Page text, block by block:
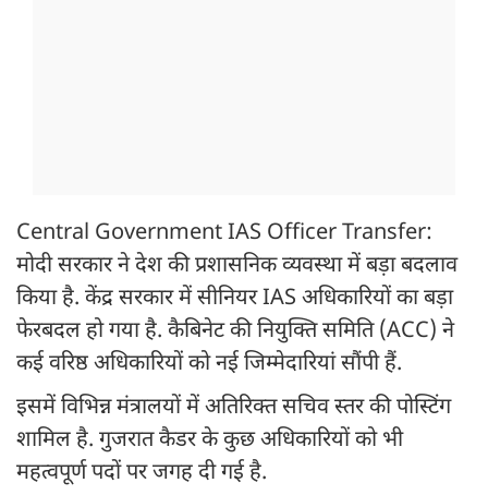
Central Government IAS Officer Transfer:
मोदी सरकार ने देश की प्रशासनिक व्यवस्था में बड़ा बदलाव
किया है. केंद्र सरकार में सीनियर IAS अधिकारियों का बड़ा
फेरबदल हो गया है. कैबिनेट की नियुक्ति समिति (ACC) ने
कई वरिष्ठ अधिकारियों को नई जिम्मेदारियां सौंपी हैं.
इसमें विभिन्न मंत्रालयों में अतिरिक्त सचिव स्तर की पोस्टिंग
शामिल है. गुजरात कैडर के कुछ अधिकारियों को भी
महत्वपूर्ण पदों पर जगह दी गई है.